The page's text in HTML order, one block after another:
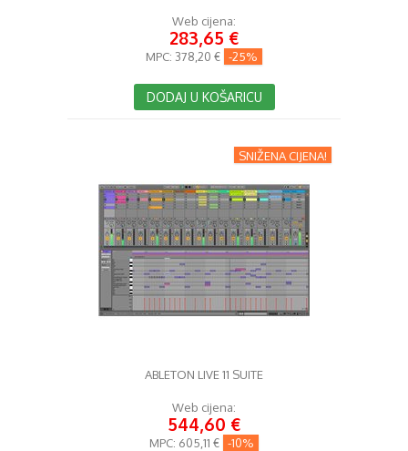
Web cijena:
283,65 €
MPC: 378,20 € -25%
DODAJ U KOŠARICU
SNIŽENA CIJENA!
ABLETON LIVE 11 SUITE
Web cijena:
544,60 €
MPC: 605,11 € -10%